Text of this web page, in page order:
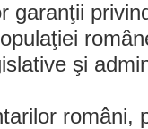
garanţii
şi
români,